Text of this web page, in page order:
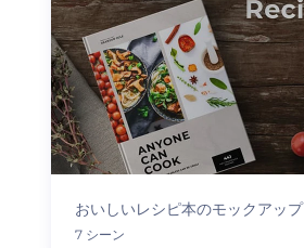
おいしいレシピ本のモックアップ
7 シーン